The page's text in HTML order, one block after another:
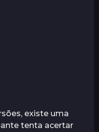
existe uma
tenta acertar